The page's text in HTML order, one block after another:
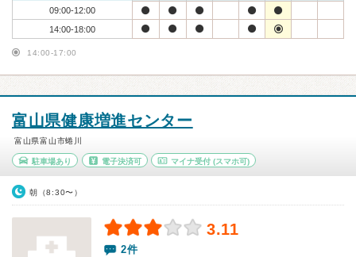
09:00-12:00
14:00-18:00
14:00-17:00
富山県健康増進センター
富山県富山市蜷川
駐車場あり 電子決済可 マイナ受付 (スマホ可)
朝（8:30〜）
3.11
2件